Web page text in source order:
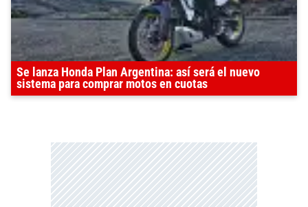
Se lanza Honda Plan Argentina: así será el nuevo
sistema para comprar motos en cuotas